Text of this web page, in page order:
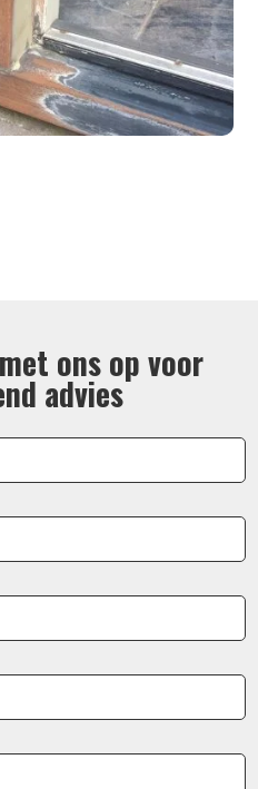
ons op voor
advies